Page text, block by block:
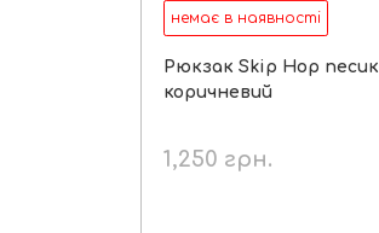
немає в наявності
Рюкзак Skip Hop песик
коричневий
1,250 грн.